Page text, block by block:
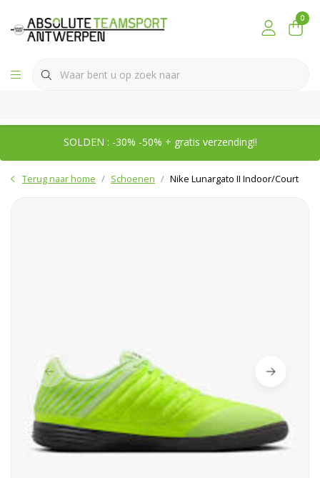
0
SOLDEN : -30% -50% + gratis verzending!!
Terug naar home Schoenen Nike Lunargato II Indoor/Court